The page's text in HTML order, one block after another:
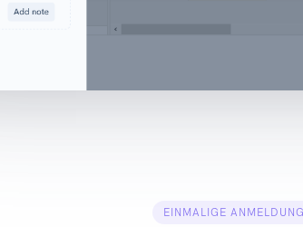
EINMALIGE ANMELDUNG